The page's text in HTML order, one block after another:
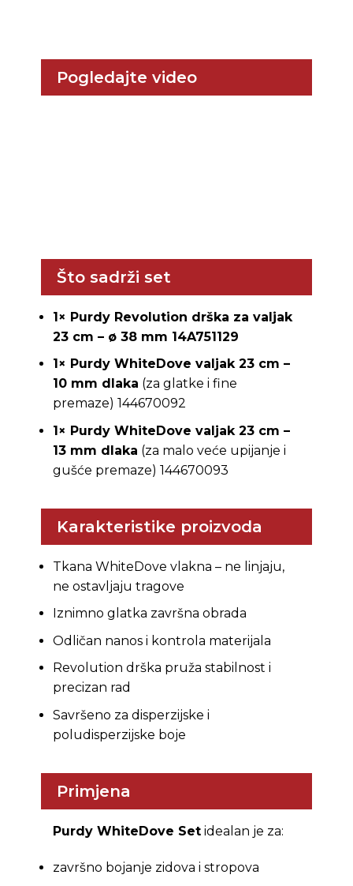
Pogledajte video
Što sadrži set
1× Purdy Revolution drška za valjak
23 cm – ø 38 mm 14A751129
1× Purdy WhiteDove valjak 23 cm –
10 mm dlaka (za glatke i fine
premaze) 144670092
1× Purdy WhiteDove valjak 23 cm –
13 mm dlaka (za malo veće upijanje i
gušće premaze) 144670093
Karakteristike proizvoda
Tkana WhiteDove vlakna – ne linjaju,
ne ostavljaju tragove
Iznimno glatka završna obrada
Odličan nanos i kontrola materijala
Revolution drška pruža stabilnost i
precizan rad
Savršeno za disperzijske i
poludisperzijske boje
Primjena
Purdy WhiteDove Setidealan je za:
završno bojanje zidova i stropova